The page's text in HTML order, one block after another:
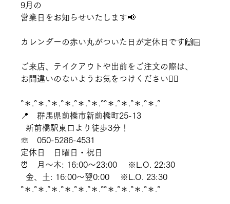
9月の
営業日をお知らせいたします📢
カレンダーの赤い丸がついた日が定休日です🙌🏻
ご来店、テイクアウトや出前をご注文の際は、
お間違いのないようお気をつけください🙇‍♀️
°＊.°＊.°＊.°＊.°＊.°＊.°°＊.°＊.°＊.°＊.°
📍　群馬県前橋市新前橋町25-13
  新前橋駅東口より徒歩3分！
☏　050-5286-4531
定休日　日曜日・祝日
⏰　月～木: 16:00～23:00 　※L.O. 22:30
  金、土: 16:00～翌0:00 　※L.O. 23:30
°＊.°＊.°＊.°＊.°＊.°＊.°°＊.°＊.°＊.°＊.°